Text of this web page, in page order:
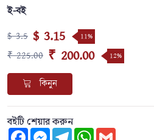
ই-বই
$ 3.5 $ 3.15 11%
₹ 225.00 ₹ 200.00 12%
কিনুন
বইটি শেয়ার করুন
FacebookMessengerTelegramWhatsApp